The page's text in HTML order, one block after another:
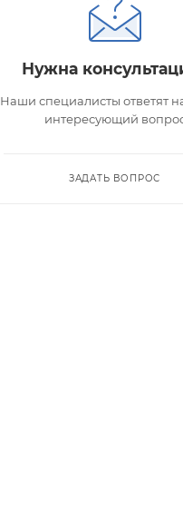
Нужна
Наши специалисты ответят
интересующий
ЗАДАТЬ ВОПРОС